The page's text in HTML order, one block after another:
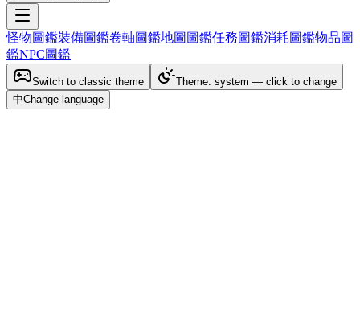
怪物圖鑑裝備圖鑑卷軸圖鑑地圖圖鑑任務圖鑑消耗圖鑑物品圖
鑑NPC圖鑑
Switch to classic theme
Theme: system — click to change
中Change language